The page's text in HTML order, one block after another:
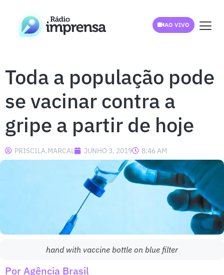
AO VIVO
Toda a população pode
se vacinar contra a
gripe a partir de hoje
PRISCILA.MARCAL JUNHO 3, 2019 8:46 AM
hand with vaccine bottle on blue filter
Por Agência Brasil